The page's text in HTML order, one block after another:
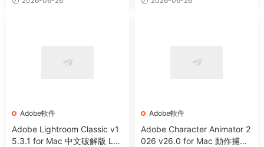
Adobe軟件
Adobe Lightroom Classic v1
5.3.1 for Mac 中文破解版 LR
Adobe軟件
Adobe Character Animator 2
026 v26.0 for Mac 動作捕捉